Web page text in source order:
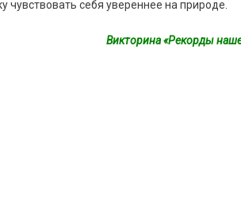
чувствовать себя увереннее на природе.
Викторина «Рекорды